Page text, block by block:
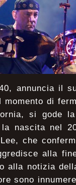
annuncia il
di
si gode
nascita nel
che
alla
alla notizia
sono